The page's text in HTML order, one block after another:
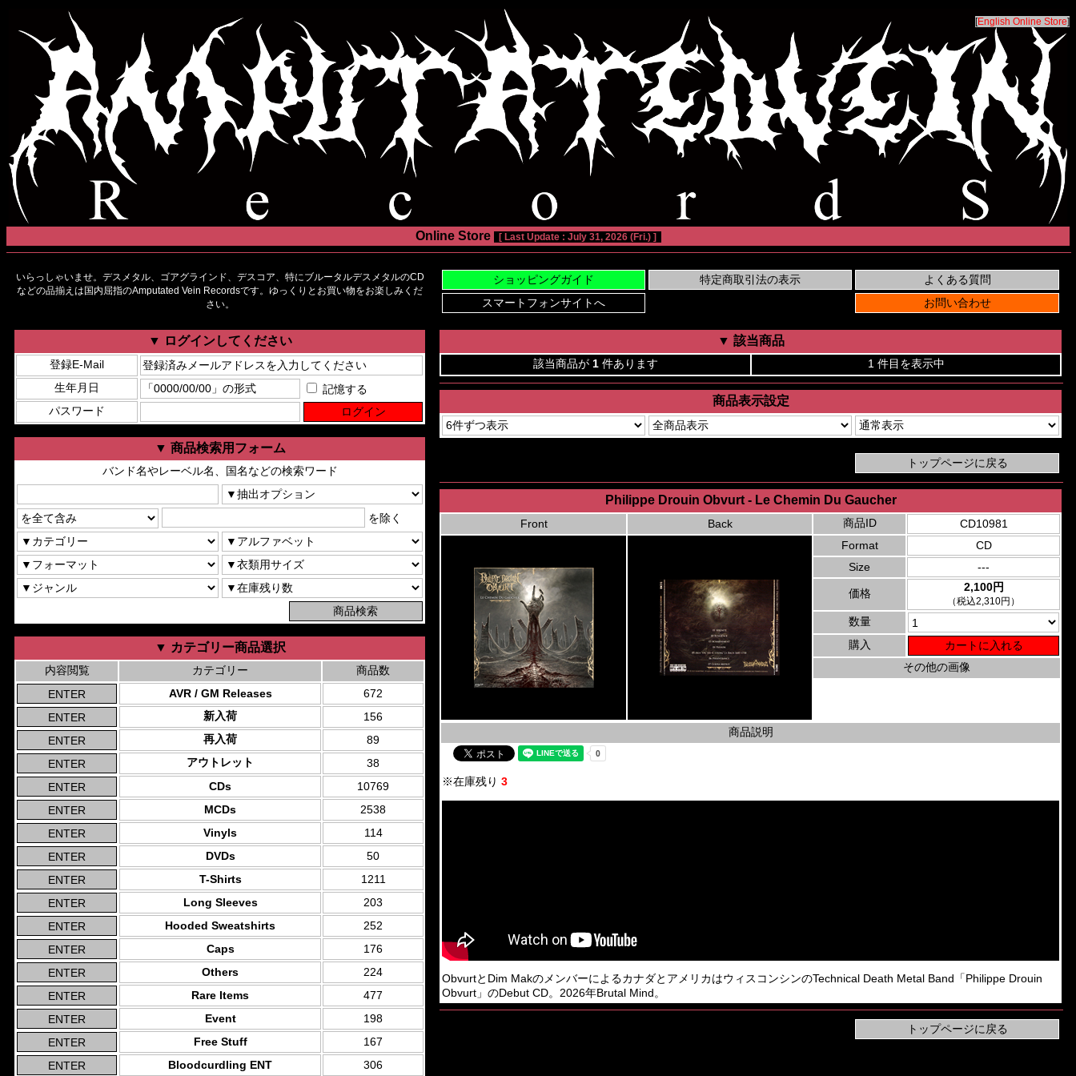
[English Online Store]
Online Store [ Last Update : July 31, 2026 (Fri.) ]
いらっしゃいませ。デスメタル、ゴアグラインド、デスコア、特にブルータルデスメタルのCD
などの品揃えは国内屈指のAmputated Vein Recordsです。ゆっくりとお買い物をお楽しみくだ
さい。
▼ ログインしてください
登録E-Mail
生年月日
記憶する
パスワード
▼ 商品検索用フォーム
バンド名やレーベル名、国名などの検索ワード
を除く
▼ カテゴリー商品選択
内容閲覧 カテゴリー
商品数
AVR / GM Releases
672
新入荷
156
再入荷
89
アウトレット
38
CDs
10769
MCDs
2538
Vinyls
114
DVDs
50
T-Shirts
1211
Long Sleeves
203
Hooded Sweatshirts
252
Caps
176
Others
224
Rare Items
477
Event
198
Free Stuff
167
Bloodcurdling ENT
306
▼ 該当商品
該当商品が 1 件あります 1 件目を表示中
商品表示設定
Philippe Drouin Obvurt - Le Chemin Du Gaucher
Front Back 商品ID
CD10981
Format
CD
Size
---
価格 2,100円
（税込2,310円）
数量
購入
その他の画像
商品説明
※在庫残り 3
ObvurtとDim MakのメンバーによるカナダとアメリカはウィスコンシンのTechnical Death Metal Band「Philippe Drouin
Obvurt」のDebut CD。2026年Brutal Mind。